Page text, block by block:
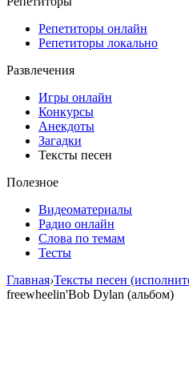
Репетиторы онлайн
Репетиторы локально
Развлечения
Игры онлайн
Конкурсы
Анекдоты
Загадки
Тексты песен
Полезное
Видеоматериалы
Радио онлайн
Слова по темам
Тесты
Главная›Тексты песен
freewheelin'Bob Dylan (альбом)